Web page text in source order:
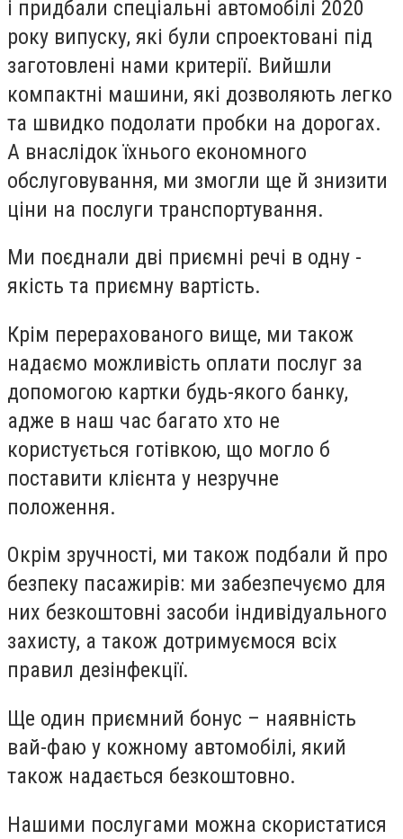
і придбали спеціальні автомобілі 2020
року випуску, які були спроектовані під
заготовлені нами критерії. Вийшли
компактні машини, які дозволяють легко
та швидко подолати пробки на дорогах.
А внаслідок їхнього економного
обслуговування, ми змогли ще й знизити
ціни на послуги транспортування.
Ми поєднали дві приємні речі в одну -
якість та приємну вартість.
Крім перерахованого вище, ми також
надаємо можливість оплати послуг за
допомогою картки будь-якого банку,
адже в наш час багато хто не
користується готівкою, що могло б
поставити клієнта у незручне
положення.
Окрім зручності, ми також подбали й про
безпеку пасажирів: ми забезпечуємо для
них безкоштовні засоби індивідуального
захисту, а також дотримуємося всіх
правил дезінфекції.
Ще один приємний бонус – наявність
вай-фаю у кожному автомобілі, який
також надається безкоштовно.
Нашими послугами можна скористатися